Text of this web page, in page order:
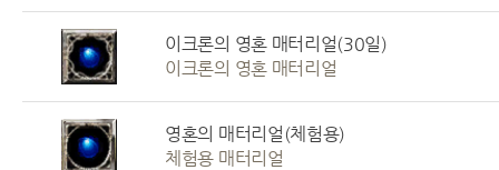
이크론의 영혼 매터리얼(30일)
이크론의 영혼 매터리얼
영혼의 매터리얼(체험용)
체험용 매터리얼